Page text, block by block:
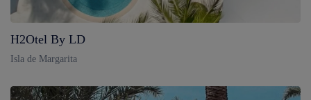
H2Otel By LD
Isla de Margarita